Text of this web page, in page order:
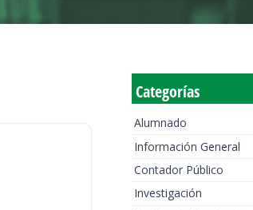
Categorías
Alumnado
Información General
Contador Público
Investigación